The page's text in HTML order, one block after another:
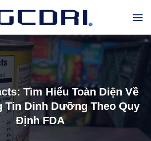
Tìm Hiểu Toàn Diện Về
Tin Dinh Dưỡng Theo Quy
Định FDA